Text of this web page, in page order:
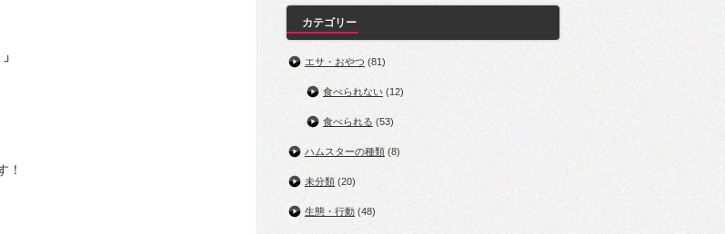
！
カテゴリー
エサ・おやつ (81)
食べられない (12)
食べられる (53)
ハムスターの種類 (8)
未分類 (20)
生態・行動 (48)